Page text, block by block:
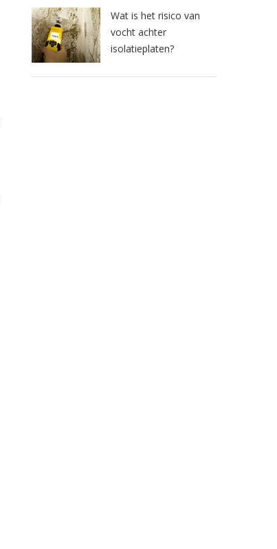
Wat is het risico van
vocht achter
isolatieplaten?